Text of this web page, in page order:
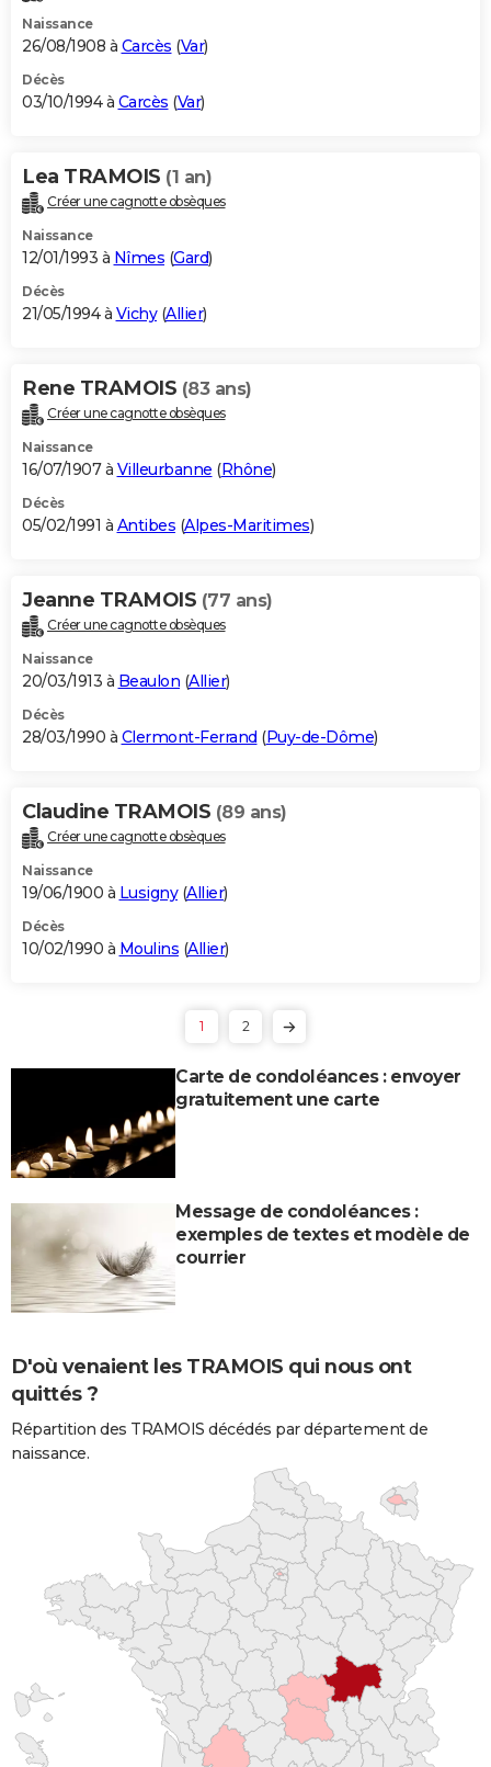
Naissance
26/08/1908 à Carcès (Var)
Décès
03/10/1994 à Carcès (Var)
Lea TRAMOIS (1 an)
Créer une cagnotte obsèques
Naissance
12/01/1993 à Nîmes (Gard)
Décès
21/05/1994 à Vichy(Allier)
Rene TRAMOIS (83 ans)
Créer une cagnotte obsèques
Naissance
16/07/1907 à Villeurbanne (Rhône)
Décès
05/02/1991 à Antibes (Alpes-Maritimes)
Jeanne TRAMOIS (77 ans)
Créer une cagnotte obsèques
Naissance
20/03/1913 à Beaulon (Allier)
Décès
28/03/1990 à Clermont-Ferrand (Puy-de-Dôme)
Claudine TRAMOIS (89 ans)
Créer une cagnotte obsèques
Naissance
19/06/1900 à Lusigny(Allier)
Décès
10/02/1990 à Moulins (Allier)
1 2
Carte de condoléances : envoyer
gratuitement une carte
Message de condoléances :
exemples de textes et modèle de
courrier
D'où venaient les TRAMOIS qui nous ont
quittés ?
Répartition des TRAMOIS décédés par département de
naissance.